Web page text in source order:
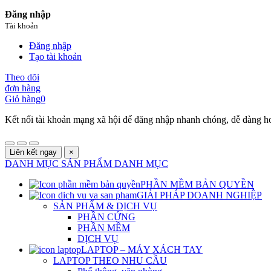
Đăng nhập
Tài khoản
Đăng nhập
Tạo tài khoản
Theo dõi
đơn hàng
Giỏ hàng0
Kết nối tài khoản mạng xã hội để đăng nhập nhanh chóng, dễ dàng
Liên kết ngay ×
DANH MỤC SẢN PHẨM DANH MỤC
PHẦN MỀM BẢN QUYỀN
GIẢI PHÁP DOANH NGHIỆP
SẢN PHẨM & DỊCH VỤ
PHẦN CỨNG
PHẦN MỀM
DỊCH VỤ
LAPTOP – MÁY XÁCH TAY
LAPTOP THEO NHU CẦU